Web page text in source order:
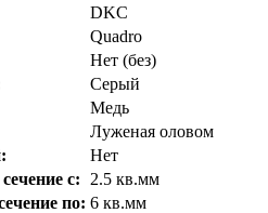
DKC
Quadro
Нет (без)
Серый
Медь
Луженая оловом
Нет
с:
2.5 кв.мм
по: 6 кв.мм